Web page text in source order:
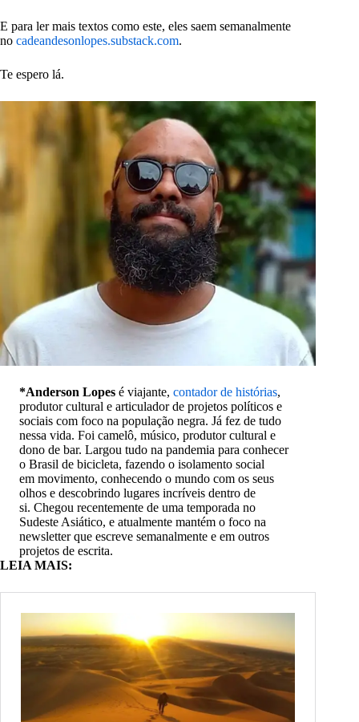
E para ler mais textos como este, eles saem semanalmente
no cadeandesonlopes.substack.com.
Te espero lá.
*Anderson Lopes é viajante, contador de histórias,
produtor cultural e articulador de projetos políticos e
sociais com foco na população negra. Já fez de tudo
nessa vida. Foi camelô, músico, produtor cultural e
dono de bar. Largou tudo na pandemia para conhecer
o Brasil de bicicleta, fazendo o isolamento social
em movimento, conhecendo o mundo com os seus
olhos e descobrindo lugares incríveis dentro de
si. Chegou recentemente de uma temporada no
Sudeste Asiático, e atualmente mantém o foco na
newsletter que escreve semanalmente e em outros
projetos de escrita.
LEIA MAIS: